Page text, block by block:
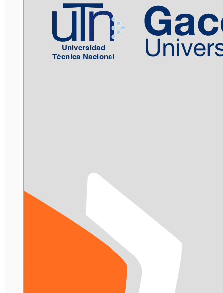
Universidad
Técnica Nacional
Universidad
Técnica Nacional